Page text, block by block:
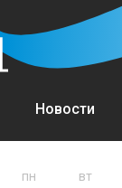
Новости
пн вт